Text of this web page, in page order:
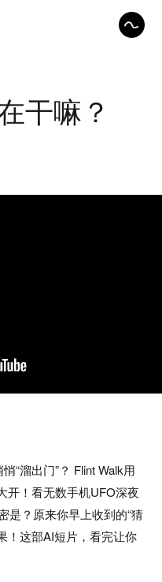
干嘛？
“溜出门”？ Flint Walk用
开！看无数手机UFO深夜
是？原来你早上收到的“猜
！这部AI短片，看完让你